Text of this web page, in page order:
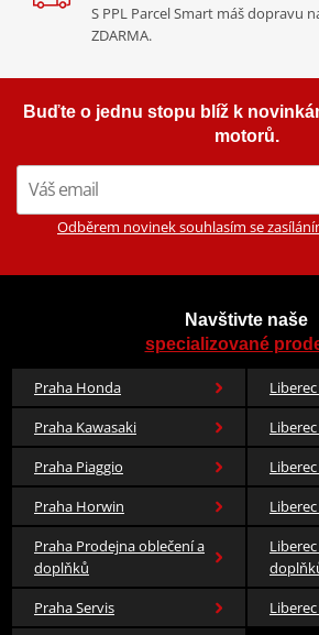
S PPL Parcel Smart máš dopravu
ZDARMA.
Buďte o jednu stopu blíž k
motorů.
Odběrem novinek souhlasím se
Navštivte naše
specializované
Praha Honda
Praha Kawasaki
Praha Piaggio
Praha Horwin
Praha Prodejna oblečení a
doplňků
Praha Servis